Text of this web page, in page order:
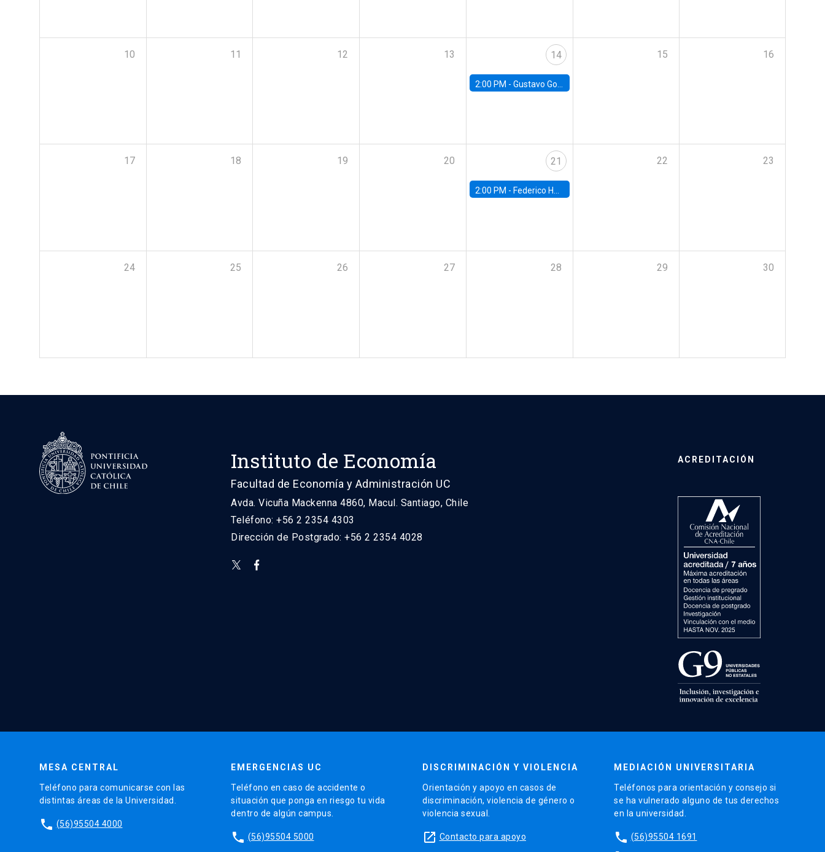
10 11 12 13 14
2:00 PM - Gustavo González - Banco Central de Chile
15 16
17 18 19 20 21
2:00 PM - Federico Huneeus - Banco Central de Chile
22 23
24 25 26 27 28 29 30
Instituto de Economía
Facultad de Economía y Administración UC
Avda. Vicuña Mackenna 4860, Macul. Santiago, Chile
Teléfono: +56 2 2354 4303
Dirección de Postgrado: +56 2 2354 4028
ACREDITACIÓN
MESA CENTRAL
Teléfono para comunicarse con las
distintas áreas de la Universidad.
phone (56)95504 4000
EMERGENCIAS UC
Teléfono en caso de accidente o
situación que ponga en riesgo tu vida
dentro de algún campus.
phone (56)95504 5000
DISCRIMINACIÓN Y VIOLENCIA
Orientación y apoyo en casos de
discriminación, violencia de género o
violencia sexual.
launch Contacto para apoyo
MEDIACIÓN UNIVERSITARIA
Teléfonos para orientación y consejo si
se ha vulnerado alguno de tus derechos
en la universidad.
phone (56)95504 1691